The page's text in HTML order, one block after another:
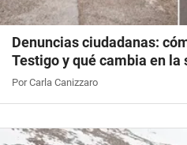
Denuncias ciudadanas:
Testigo y qué cambia en la
Por Carla Canizzaro